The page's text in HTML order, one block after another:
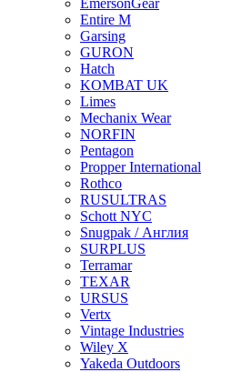
EmersonGear
Entire M
Garsing
GURON
Hatch
KOMBAT UK
Limes
Mechanix Wear
NORFIN
Pentagon
Propper International
Rothco
RUSULTRAS
Schott NYC
Snugpak / Англия
SURPLUS
Terramar
TEXAR
URSUS
Vertx
Vintage Industries
Wiley X
Yakeda Outdoors